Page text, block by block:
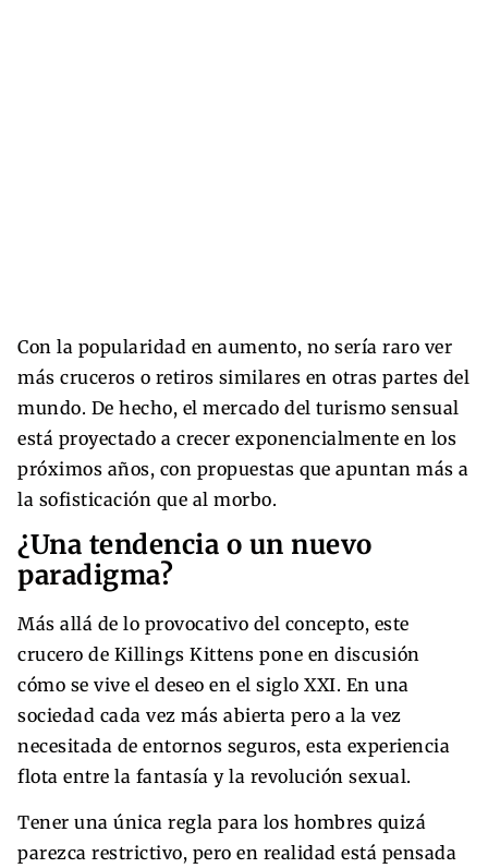
Con la popularidad en aumento, no sería raro ver
más cruceros o retiros similares en otras partes del
mundo. De hecho, el mercado del turismo sensual
está proyectado a crecer exponencialmente en los
próximos años, con propuestas que apuntan más a
la sofisticación que al morbo.
¿Una tendencia o un nuevo
paradigma?
Más allá de lo provocativo del concepto, este
crucero de Killings Kittens pone en discusión
cómo se vive el deseo en el siglo XXI. En una
sociedad cada vez más abierta pero a la vez
necesitada de entornos seguros, esta experiencia
flota entre la fantasía y la revolución sexual.
Tener una única regla para los hombres quizá
parezca restrictivo, pero en realidad está pensada